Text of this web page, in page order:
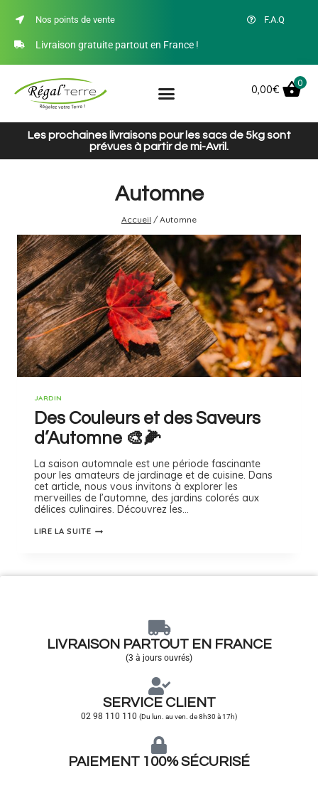
Nos points de vente F.A.Q
Livraison gratuite partout en France !
0,00€
0
Les prochaines livraisons pour les sacs de 5kg sont
prévues à partir de mi-Avril.
Automne
Accueil / Automne
JARDIN
Des Couleurs et des Saveurs
d’Automne 🎨🌽
La saison automnale est une période fascinante
pour les amateurs de jardinage et de cuisine. Dans
cet article, nous vous invitons à explorer les
merveilles de l’automne, des jardins colorés aux
délices culinaires. Découvrez les…
LIRE LA SUITE
LIVRAISON PARTOUT EN FRANCE
(3 à jours ouvrés)
SERVICE CLIENT
02 98 110 110 (Du lun. au ven. de 8h30 à 17h)
PAIEMENT 100% SÉCURISÉ